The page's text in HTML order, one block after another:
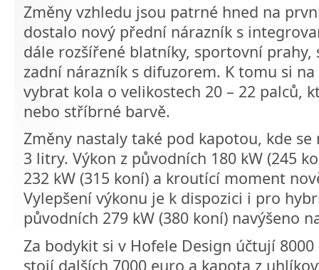
Změny vzhledu jsou patrné hned na
dostalo nový přední nárazník s
dále rozšířené blatníky, sportovní
zadní nárazník s difuzorem. K tomu si
vybrat kola o velikostech 20 – 22 palců,
nebo stříbrné barvě.
Změny nastaly také pod kapotou, kde
3 litry. Výkon z původních 180 kW (245
232 kW (315 koní) a kroutící moment
Vylepšení výkonu je k dispozici i pro
původních 279 kW (380 koní) navýšeno
Za bodykit si v Hofele Design účtují
stojí dalších 7000 euro a kapota z